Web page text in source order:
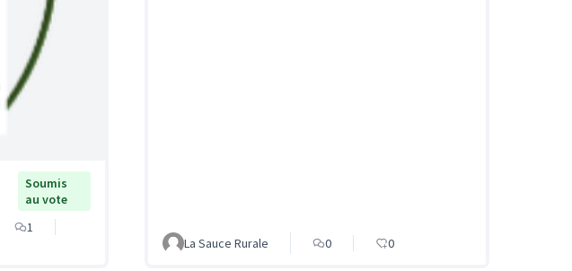
Soumis
au vote
1
La Sauce Rurale 0 0